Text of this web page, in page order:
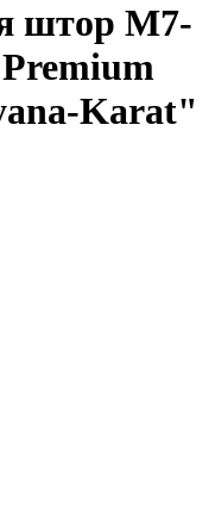
штор M7-
Karat"